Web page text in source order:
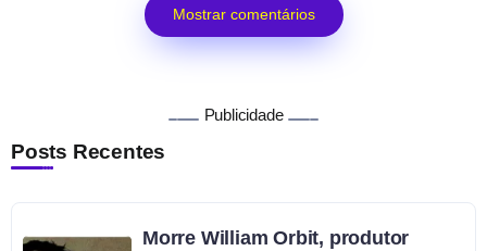
Mostrar comentários
Publicidade
Posts Recentes
Morre William Orbit, produtor